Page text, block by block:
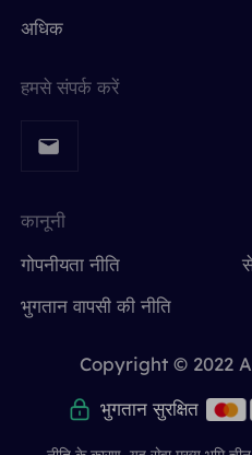
अधिक
हमसे संपर्क करें
कानूनी
गोपनीयता नीति
भुगतान वापसी की नीति
Copyright © 2022
भुगतान सुरक्षित